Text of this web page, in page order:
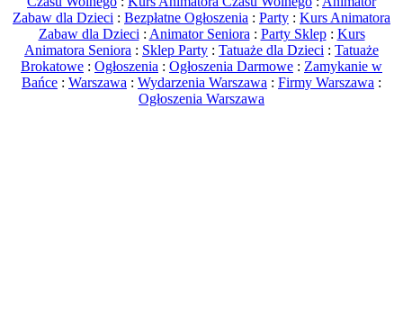
Zabaw dla Dzieci : Bezpłatne Ogłoszenia : Party : Kurs Animatora
Zabaw dla Dzieci : Animator Seniora : Party Sklep: Kurs
Animatora Seniora : Sklep Party : Tatuaże dla Dzieci : Tatuaże
Brokatowe : Ogłoszenia : Ogłoszenia Darmowe : Zamykanie w
Bańce : Warszawa : Wydarzenia Warszawa : Firmy Warszawa :
Ogłoszenia Warszawa